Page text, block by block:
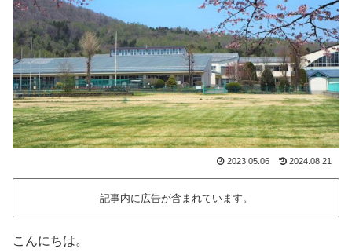
2023.05.06 2024.08.21
記事内に広告が含まれています。
こんにちは。